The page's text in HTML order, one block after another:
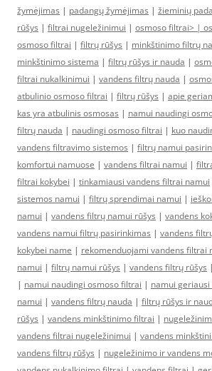
žymėjimas | padangų žymėjimas | žieminių
rūšys | filtrai nugeležinimui | osmoso filtrai> |
osmoso filtrai | filtrų rūšys | minkštinimo filtrų
minkštinimo sistema | filtrų rūšys ir nauda |
filtrai nukalkinimui | vandens filtrų nauda |
atbulinio osmoso filtrai | filtrų rūšys | apie
kas yra atbulinis osmosas | namui naudingi
filtrų nauda | naudingi osmoso filtrai | kuo
vandens filtravimo sistemos | filtrų namui
komfortui namuose | vandens filtrai namui |
filtrai kokybei | tinkamiausi vandens filtrai namui
sistemos namui | filtrų sprendimai namui |
namui | vandens filtrų namui rūšys | vandens
vandens namui filtrų pasirinkimas | vandens
kokybei name | rekomenduojami vandens filtrai
namui | filtrų namui rūšys | vandens filtrų rūšys |
| namui naudingi osmoso filtrai | namui
namui | vandens filtrų nauda | filtrų rūšys ir
rūšys | vandens minkštinimo filtrai |
vandens filtrai nugeležinimui | vandens
vandens filtrų rūšys | nugeležinimo ir vandens